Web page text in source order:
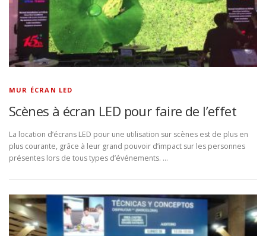
MUR ÉCRAN LED
Scènes à écran LED pour faire de l’effet
La location d’écrans LED pour une utilisation sur scènes est de plus en
plus courante, grâce à leur grand pouvoir d’impact sur les personnes
présentes lors de tous types d’événements. …